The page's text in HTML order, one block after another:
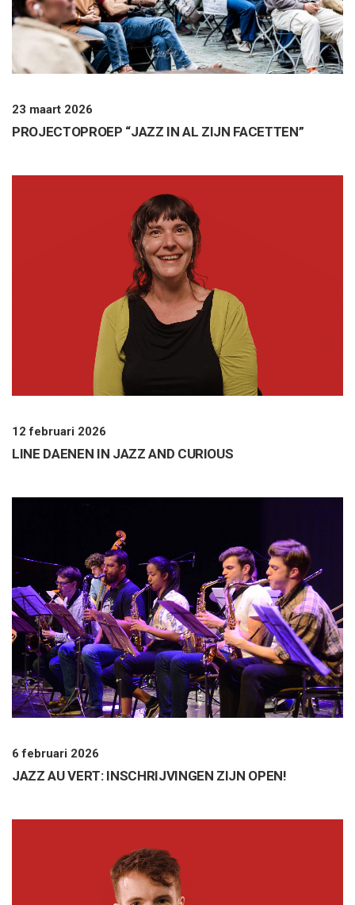
23 maart 2026
PROJECTOPROEP “JAZZ IN AL ZIJN FACETTEN”
12 februari 2026
LINE DAENEN IN JAZZ AND CURIOUS
6 februari 2026
JAZZ AU VERT: INSCHRIJVINGEN ZIJN OPEN!